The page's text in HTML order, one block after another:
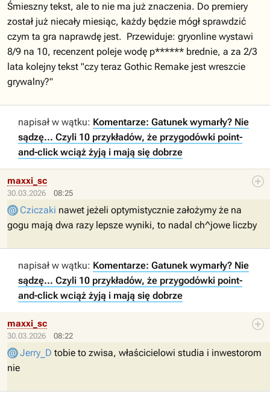
Śmieszny tekst, ale to nie ma już znaczenia. Do premiery
został już niecały miesiąc, każdy będzie mógł sprawdzić
czym ta gra naprawdę jest. Przewiduje: gryonline wystawi
8/9 na 10, recenzent poleje wodę p****** brednie, a za 2/3
lata kolejny tekst "czy teraz Gothic Remake jest wreszcie
grywalny?"
napisał w wątku: Komentarze: Gatunek wymarły? Nie
sądzę... Czyli 10 przykładów, że przygodówki point-
and-click wciąż żyją i mają się dobrze
30.03.2026 08:25
maxxi_sc
Cziczaki nawet jeżeli optymistycznie założymy że na
gogu mają dwa razy lepsze wyniki, to nadal ch^jowe liczby
napisał w wątku: Komentarze: Gatunek wymarły? Nie
sądzę... Czyli 10 przykładów, że przygodówki point-
and-click wciąż żyją i mają się dobrze
30.03.2026 08:22
maxxi_sc
Jerry_D tobie to zwisa, właścicielowi studia i inwestorom
nie